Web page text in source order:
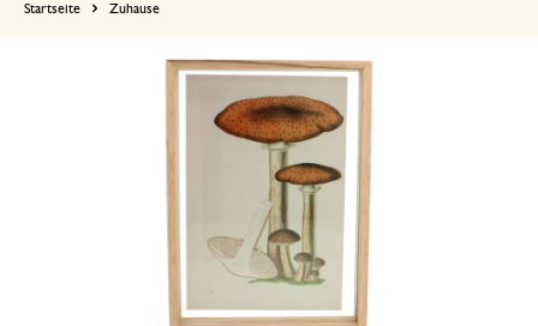
Startseite Zuhause